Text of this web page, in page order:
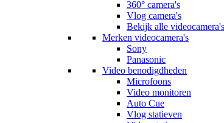
360° camera's
Vlog camera's
Bekijk alle videocamera's
Merken videocamera's
Sony
Panasonic
Video benodigdheden
Microfoons
Video monitoren
Auto Cue
Vlog statieven